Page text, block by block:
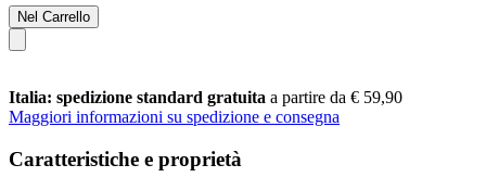
Nel Carrello
Italia: spedizione standard gratuita a partire da € 59,90
Maggiori informazioni su spedizione e consegna
Caratteristiche e proprietà